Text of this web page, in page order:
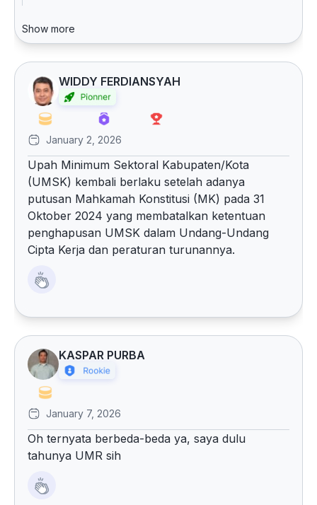
Show more
WIDDY FERDIANSYAH
January 2, 2026
Upah Minimum Sektoral Kabupaten/Kota
(UMSK) kembali berlaku setelah adanya
putusan Mahkamah Konstitusi (MK) pada 31
Oktober 2024 yang membatalkan ketentuan
penghapusan UMSK dalam Undang-Undang
Cipta Kerja dan peraturan turunannya.
KASPAR PURBA
January 7, 2026
Oh ternyata berbeda-beda ya, saya dulu
tahunya UMR sih